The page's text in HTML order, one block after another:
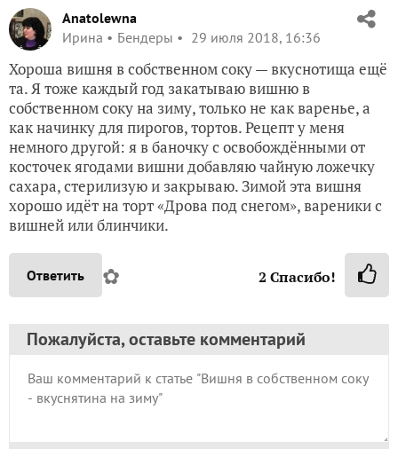
Anatolewna
Ирина
Бендеры 29 июля 2018, 16:36
Хороша вишня в собственном соку — вкуснотища ещё
та. Я тоже каждый год закатываю вишню в
собственном соку на зиму, только не как варенье, а
как начинку для пирогов, тортов. Рецепт у меня
немного другой: я в баночку с освобождёнными от
косточек ягодами вишни добавляю чайную ложечку
сахара, стерилизую и закрываю. Зимой эта вишня
хорошо идёт на торт «Дрова под снегом», вареники с
вишней или блинчики.
Ответить ✿ 2 Спасибо!
Пожалуйста, оставьте комментарий